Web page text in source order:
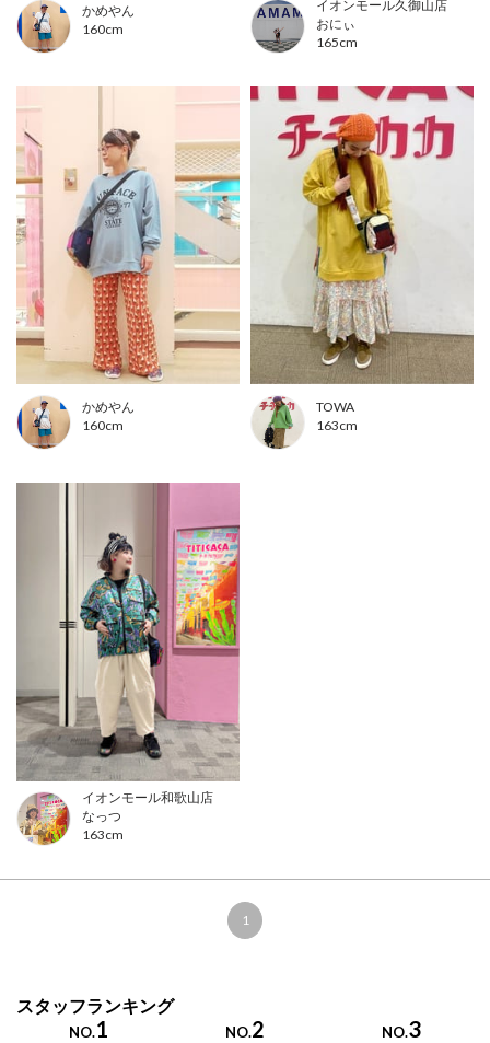
かめやん
160cm
イオンモール久御山店
おにぃ
165cm
かめやん
160cm
TOWA
163cm
イオンモール和歌山店
なっつ
163cm
1
スタッフランキング
NO.1 NO.2 NO.3